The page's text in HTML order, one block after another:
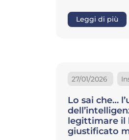
Leggi di più
27/01/2026
Lo sai che…
legittimare il
giustificato